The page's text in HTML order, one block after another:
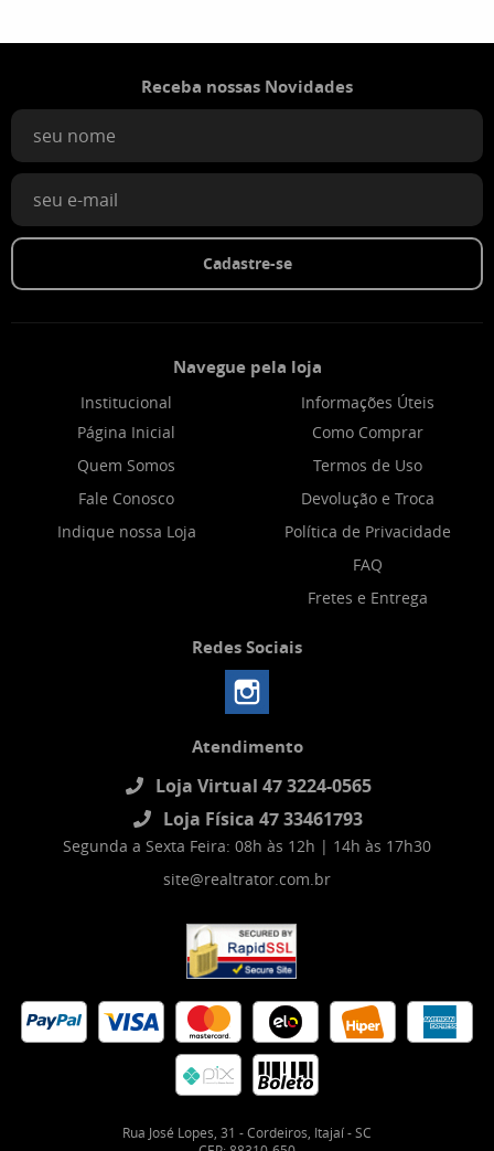
Receba nossas Novidades
Cadastre-se
Navegue pela loja
Institucional
Página Inicial
Quem Somos
Fale Conosco
Indique nossa Loja
Informações Úteis
Como Comprar
Termos de Uso
Devolução e Troca
Política de Privacidade
FAQ
Fretes e Entrega
Redes Sociais
Atendimento
Loja Virtual 47 3224-0565
Loja Física 47 33461793
Segunda a Sexta Feira: 08h às 12h | 14h às 17h30
site@realtrator.com.br
Rua José Lopes, 31 -Cordeiros, Itajaí-SC